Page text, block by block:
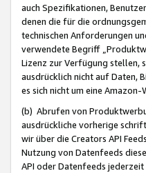
auch Spezifikationen,
denen die für die
technischen Anforderungen
verwendete Begriff
Lizenz zur Verfügung stellen,
ausdrücklich nicht auf Daten,
es sich nicht um eine
(b) Abrufen von
ausdrückliche vorherige
wir über die Creators API
Nutzung von Datenfeeds
API oder Datenfeeds